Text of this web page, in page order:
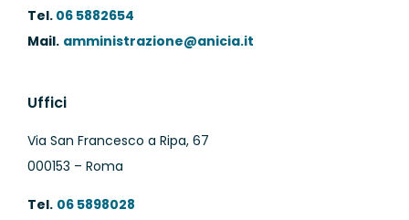
Tel.06 5882654
Mail. amministrazione@anicia.it
Uffici
Via San Francesco a Ripa, 67
000153 – Roma
Tel. 06 5898028